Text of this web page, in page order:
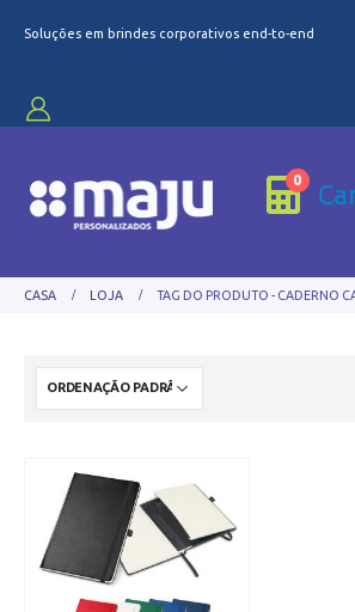
Soluções em brindes corporativos end-to-end
0
CASA LOJA TAG DO PRODUTO - CADERNO